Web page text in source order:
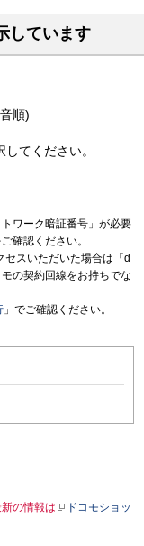
しています
順)
てください。
ワーク暗証番号」が必要
ご確認ください。
スいただいた場合は「d
の契約回線をお持ちでな
」でご確認ください。
の情報は
ドコモショッ